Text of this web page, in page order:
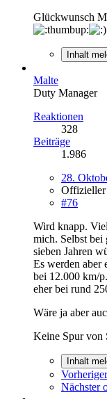
Glückwunsch
Inhalt
Malte
Duty Manager
Reaktionen
328
Beiträge
1.986
28.
#76
Wird knapp.
mich. Selbst
sieben Jahren
Es werden aber
bei 12.000 km/
eher bei rund
Wäre ja aber
Keine Spur von
Inhalt
Nächster